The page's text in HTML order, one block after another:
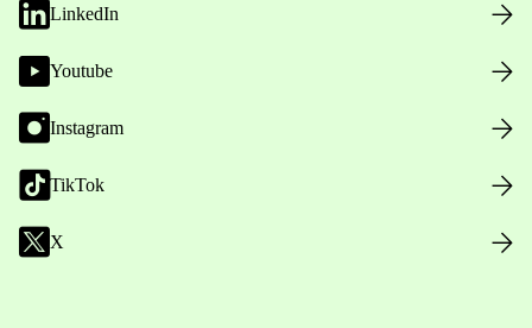
LinkedIn
Youtube
Instagram
TikTok
X